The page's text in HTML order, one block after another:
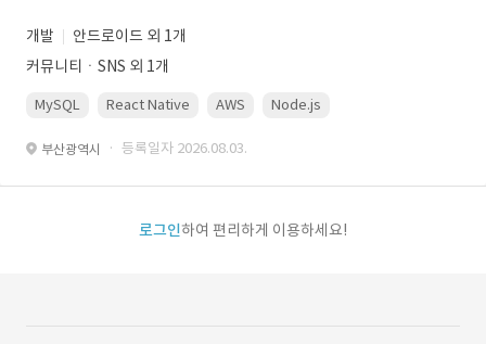
개발
안드로이드 외 1개
커뮤니티ㆍSNS 외 1개
MySQL React Native AWS Node.js
부산광역시 · 등록일자 2026.08.03.
로그인하여 편리하게 이용하세요!